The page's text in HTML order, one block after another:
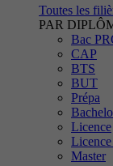
Toutes les
PAR
Bac
CAP
BTS
BUT
Prépa
Licence
Master